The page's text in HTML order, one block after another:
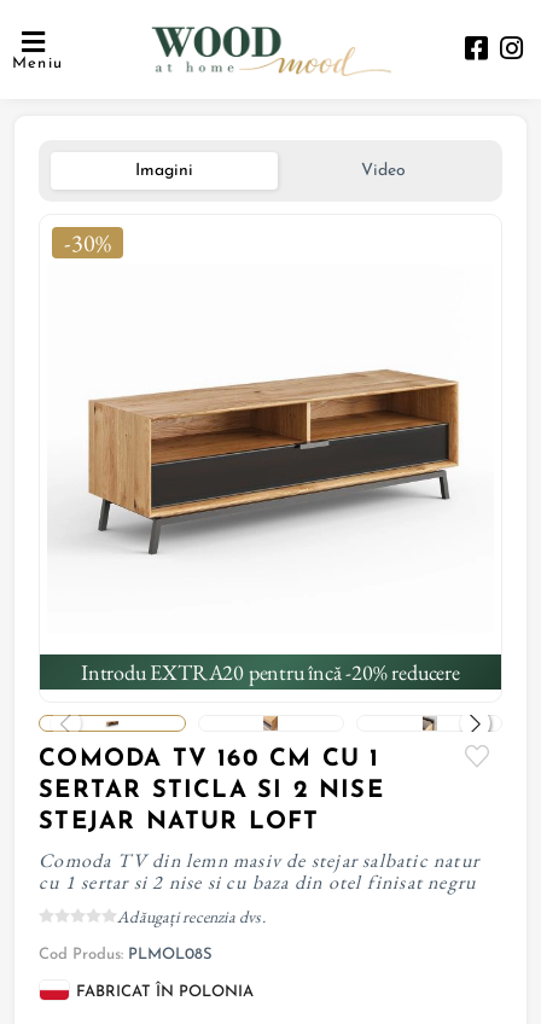
Meniu
Imagini Video
-30%
Introdu EXTRA20 pentru încă -20% reducere
COMODA TV 160 CM CU 1
SERTAR STICLA SI 2 NISE
STEJAR NATUR LOFT
Comoda TV din lemn masiv de stejar salbatic natur
cu 1 sertar si 2 nise si cu baza din otel finisat negru
Adăugați recenzia dvs.
Cod Produs: PLMOL08S
FABRICAT ÎN POLONIA